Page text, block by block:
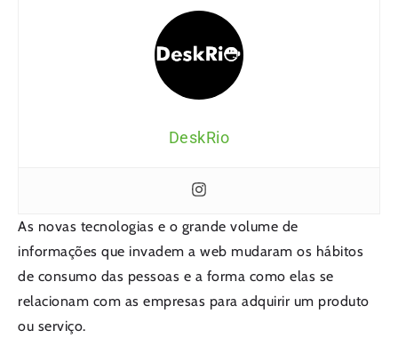
As novas tecnologias e o grande volume de
informações que invadem a web mudaram os hábitos
de consumo das pessoas e a forma como elas se
relacionam com as empresas para adquirir um produto
ou serviço.
DeskRio